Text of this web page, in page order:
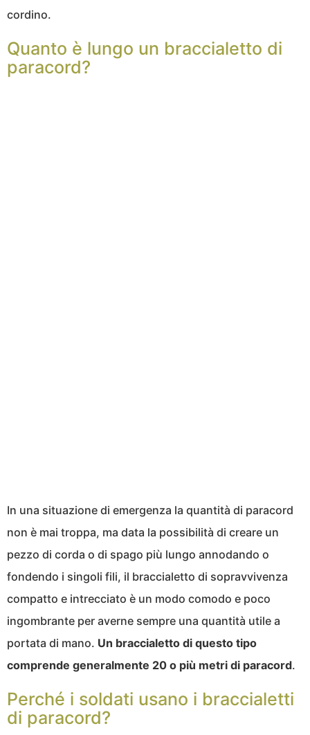
cordino.
Quanto è lungo un braccialetto di
paracord?
In una situazione di emergenza la quantità di paracord
non è mai troppa, ma data la possibilità di creare un
pezzo di corda o di spago più lungo annodando o
fondendo i singoli fili, il braccialetto di sopravvivenza
compatto e intrecciato è un modo comodo e poco
ingombrante per averne sempre una quantità utile a
portata di mano. Un braccialetto di questo tipo
comprende generalmente 20 o più metri di paracord.
Perché i soldati usano i braccialetti
di paracord?